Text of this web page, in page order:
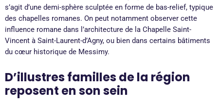
s’agit d’une demi-sphère sculptée en forme de bas-relief, typique
des chapelles romanes. On peut notamment observer cette
influence romane dans l’architecture de la Chapelle Saint-
Vincent à Saint-Laurent-d’Agny, ou bien dans certains bâtiments
du cœur historique de Messimy.
D’illustres familles de la région
reposent en son sein